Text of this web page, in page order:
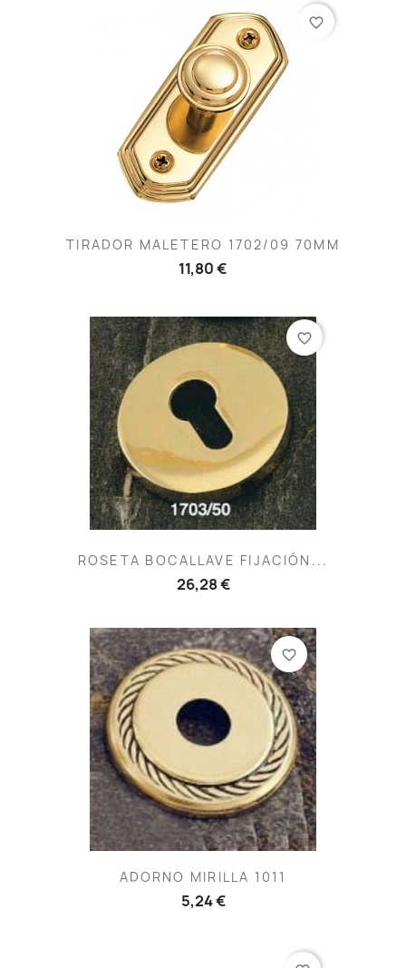
TIRADOR MALETERO 1702/09 70MM
11,80 €
favorite_border
ROSETA BOCALLAVE FIJACIÓN...
26,28 €
favorite_border
ADORNO MIRILLA 1011
5,24 €
favorite_border